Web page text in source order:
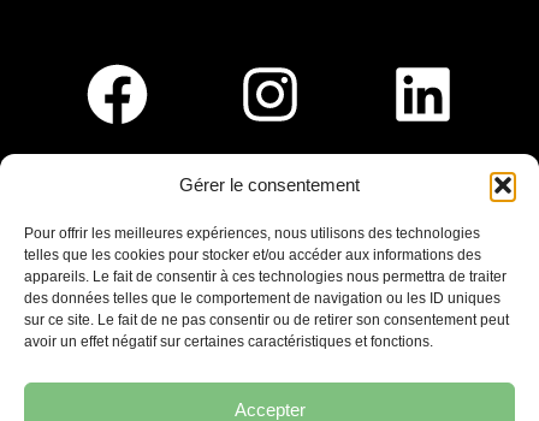
Gérer le consentement
Pour offrir les meilleures expériences, nous utilisons des technologies
telles que les cookies pour stocker et/ou accéder aux informations des
appareils. Le fait de consentir à ces technologies nous permettra de traiter
des données telles que le comportement de navigation ou les ID uniques
sur ce site. Le fait de ne pas consentir ou de retirer son consentement peut
avoir un effet négatif sur certaines caractéristiques et fonctions.
Accepter
Saint-Germain-En-Laye
Ligne R2-Nord
Tramway T13
20mins à pied du RER A